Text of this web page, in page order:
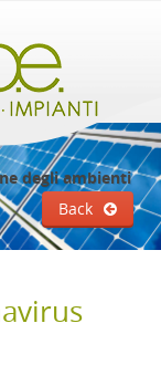
degli ambienti
Back